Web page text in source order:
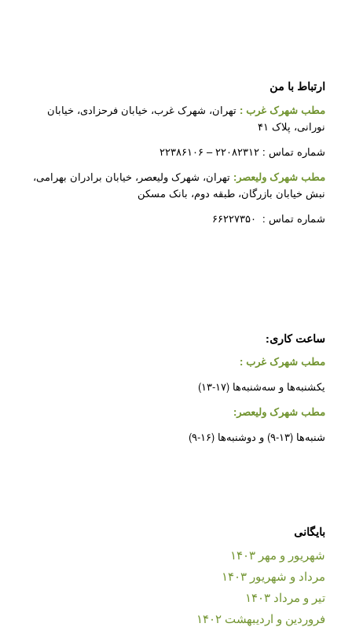
ارتباط با من
مطب شهرک غرب : تهران، شهرک غرب، خیابان فرحزادی، خیابان
نورانی، پلاک ۴۱
شماره تماس : ۲۲۰۸۲۳۱۲ – ۲۲۳۸۶۱۰۶
مطب شهرک ولیعصر: تهران، شهرک ولیعصر، خیابان برادران بهرامی،
نبش خیابان بازرگان، طبقه دوم، بانک مسکن
شماره تماس : ۶۶۲۲۷۳۵۰
ساعت کاری:
مطب شهرک غرب :
یکشنبه‌ها و سه‌شنبه‌ها (۱۷-۱۳)
مطب شهرک ولیعصر:
شنبه‌ها (۱۳-۹) و دوشنبه‌ها (۱۶-۹)
بایگانی
شهریور و مهر ۱۴۰۳
مرداد و شهریور ۱۴۰۳
تیر و مرداد ۱۴۰۳
فروردین و اردیبهشت ۱۴۰۲